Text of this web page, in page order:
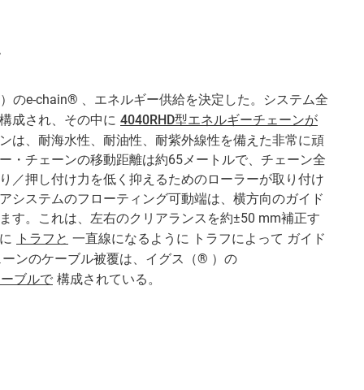
のe-chain® 、エネルギー供給を決定した。システム全
成され、その中に 4040RHD型エネルギーチェーンが
は、耐海水性、耐油性、耐紫外線性を備えた非常に頑
・チェーンの移動距離は約65メートルで、チェーン全
／押し付け力を低く抑えるためのローラーが取り付け
システムのフローティング可動端は、横方向のガイド
す。これは、左右のクリアランスを約±50 mm補正す
トラフと 一直線になるように トラフによって ガイド
ンのケーブル被覆は、イグス（® ）の
ブルで 構成されている。